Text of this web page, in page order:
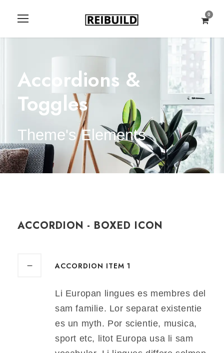
0
Accordions &
Toggles
Theme's Elements
ACCORDION - BOXED ICON
ACCORDION ITEM 1
Li Europan lingues es membres del
sam familie. Lor separat existentie
es un myth. Por scientie, musica,
sport etc, litot Europa usa li sam